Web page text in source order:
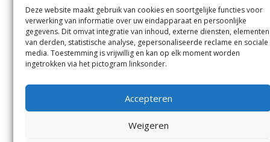
Deze website maakt gebruik van cookies en soortgelijke functies voor
verwerking van informatie over uw eindapparaat en persoonlijke
gegevens. Dit omvat integratie van inhoud, externe diensten, elementen
van derden, statistische analyse, gepersonaliseerde reclame en sociale
media. Toestemming is vrijwillig en kan op elk moment worden
ingetrokken via het pictogram linksonder.
Accepteren
Weigeren
UithoornenDe Kwakel.
Contact
Andere uitgaven
Bezorgklacht
Vacatures
Voorwaarden
Privacyverklaring